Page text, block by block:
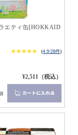
エティ缶[HOKKAID
★★★★★
★★★★★ (4.9/28件)
¥2,511（税込）